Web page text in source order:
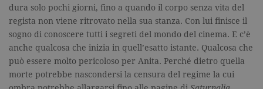
dura solo pochi giorni, fino a quando il corpo senza vita del
regista non viene ritrovato nella sua stanza. Con lui finisce il
sogno di conoscere tutti i segreti del mondo del cinema. E c’è
anche qualcosa che inizia in quell’esatto istante. Qualcosa che
può essere molto pericoloso per Anita. Perché dietro quella
morte potrebbe nascondersi la censura del regime la cui
Nome Dominio Scadenza
Descrizione
.facebook.com
Facebook
per verificare
se l'utente
accede a
Nome Dominio Scadenza
Descrizione
_fbp
.garzanti.it 3 mesi
Utilizzato
da